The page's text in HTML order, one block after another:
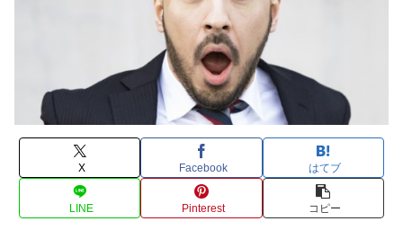
X Facebook はてブ
LINE Pinterest コピー